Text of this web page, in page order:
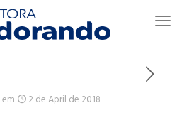
em 2 de April de 2018